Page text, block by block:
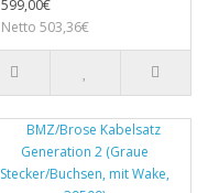
599,00€
Netto 503,36€